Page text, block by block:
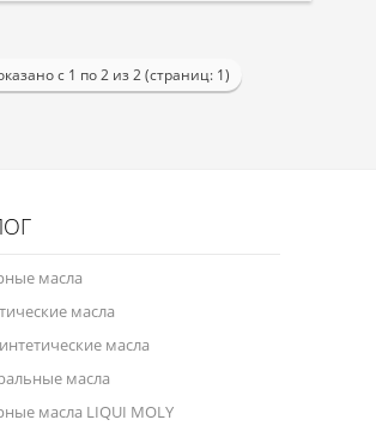
программа
с 1 по 2 из 2 (страниц: 1)
масла
масла
масла
масла
масла LIQUI MOLY